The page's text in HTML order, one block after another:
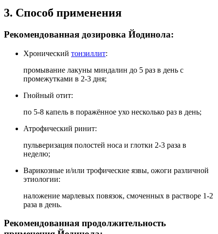
3. Способ применения
Рекомендованная дозировка Йодинола:
Хронический тонзиллит:
промывание лакуны миндалин до 5 раз в день с
промежутками в 2-3 дня;
Гнойный отит:
по 5-8 капель в поражённое ухо несколько раз в день;
Атрофический ринит:
пульверизация полостей носа и глотки 2-3 раза в
неделю;
Варикозные и/или трофические язвы, ожоги различной
этиологии:
наложение марлевых повязок, смоченных в растворе 1-2
раза в день.
Рекомендованная продолжительность